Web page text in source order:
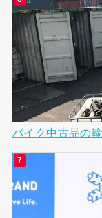
バイク中古品の